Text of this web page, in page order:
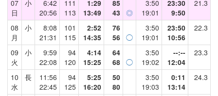
07
日
小
6:42
20:56
111
113
1:29
13:49
85
43 ◎
3:50
19:01
23:30
9:50
21.3
08
月
小
8:08
21:31
101
115
2:52
14:35
76
56 ◯
3:50
19:01
23:50
10:56
22.3
09
火
小
9:59
22:08
94
120
4:14
15:25
64
68 ◯
3:50
19:02
--:--
12:04
23.3
10
水
長
11:56
22:45
94
125
5:25
16:20
50
80
3:50
19:03
0:11
13:14
24.3